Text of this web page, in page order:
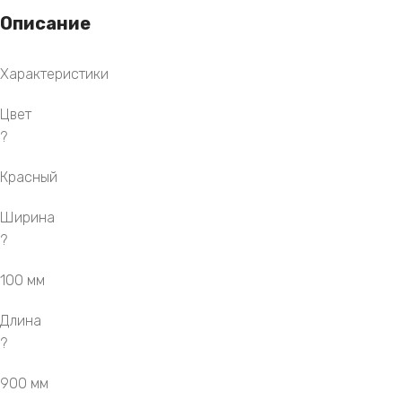
Описание
Характеристики
Цвет
?
Красный
Ширина
?
100 мм
Длина
?
900 мм